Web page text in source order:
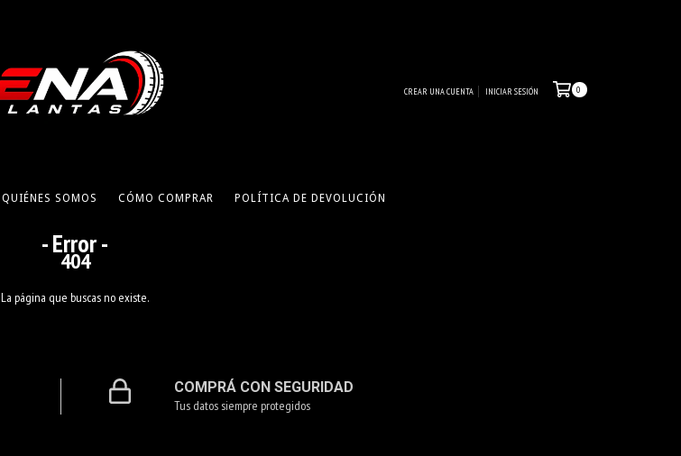
CREAR UNA CUENTA INICIAR SESIÓN 0
QUIÉNES SOMOS CÓMO COMPRAR POLÍTICA DE DEVOLUCIÓN
- Error -
404
La página que buscas no existe.
COMPRÁ CON SEGURIDAD
Tus datos siempre protegidos